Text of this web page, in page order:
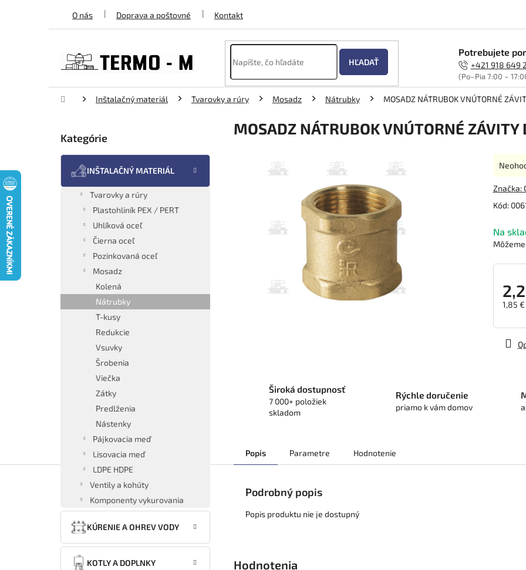
O nás Doprava a poštovné Kontakt
HĽADAŤ
Potrebujete
+421 918 649
(Po–Pia 7:00 –
DomovInštalačný materiál Tvarovky a rúry Mosadz Nátrubky MOSADZ NÁTRUBOK VNÚTORNÉ
Preskočiť
Kategórie
INŠTALAČNÝ MATERIÁL
Tvarovky a rúry
Plastohliník PEX / PERT
Uhlíková oceľ
Čierna oceľ
Pozinkovaná oceľ
Mosadz
Kolená
Nátrubky
T-kusy
Redukcie
Vsuvky
Šrobenia
Viečka
Zátky
Predlženia
Nástenky
Pájkovacia meď
Lisovacia meď
LDPE HDPE
Ventily a kohúty
Komponenty vykurovania
KÚRENIE A OHREV VODY
KOTLY A DOPLNKY
MOSADZ NÁTRUBOK VNÚTORNÉ ZÁVITY
Kód:
Na
1,85 €
0,0
5
Značka:
Široká dostupnosť
7 000+ položiek
skladom
Rýchle doručenie
priamo k vám domov
Popis Parametre Hodnotenie
Podrobný popis
Popis produktu nie je dostupný